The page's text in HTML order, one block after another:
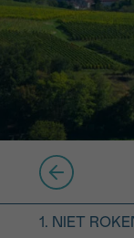
1. NIET
16h-18h